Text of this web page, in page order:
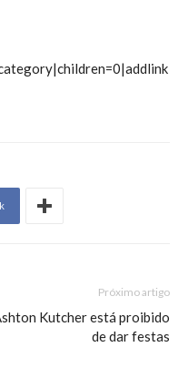
Próximo artigo
Kutcher está proibido
de dar festas